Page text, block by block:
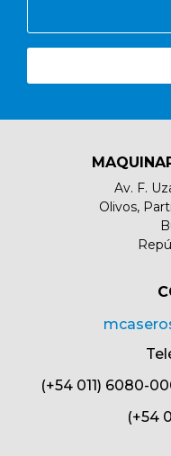
Av. F.
Olivos,
(+54 011) 6080-
(+54